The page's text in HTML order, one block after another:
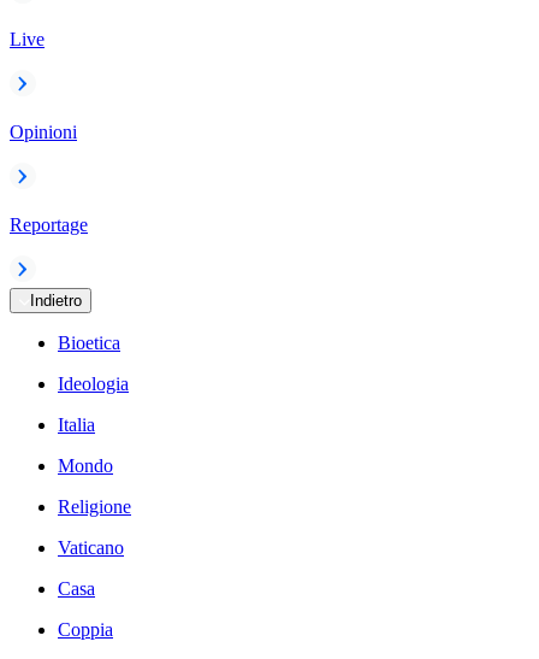
Live
Opinioni
Reportage
Indietro
Bioetica
Ideologia
Italia
Mondo
Religione
Vaticano
Casa
Coppia